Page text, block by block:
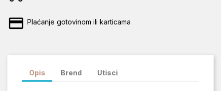
Plaćanje gotovinom ili karticama
Opis Brend Utisci